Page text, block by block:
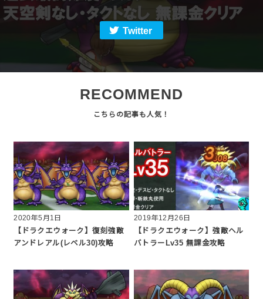
Twitter
RECOMMEND
2020年5月1日
【ドラクエウォーク】復刻強敵
アンドレアル(レベル30)攻略
2019年12月26日
【ドラクエウォーク】強敵ヘル
バトラーLv35 無課金攻略